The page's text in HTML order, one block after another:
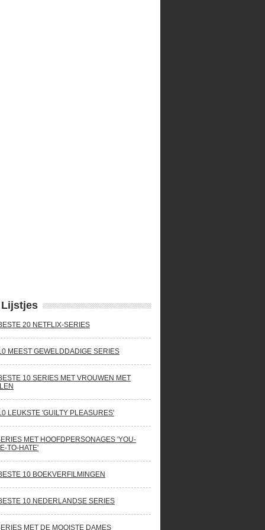
Lijstjes
20 NETFLIX-SERIES
MEEST GEWELDDADIGE SERIES
10 SERIES MET VROUWEN MET
LEUKSTE 'GUILTY PLEASURES'
MET HOOFDPERSONAGES 'YOU-
TO-HATE'
10 BOEKVERFILMINGEN
10 NEDERLANDSE SERIES
MET DE MOOISTE DAMES